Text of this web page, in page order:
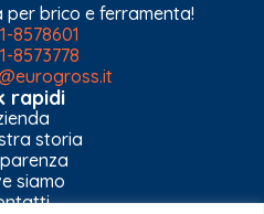
brico e ferramenta!
8578601
8573778
rapidi
storia
siamo